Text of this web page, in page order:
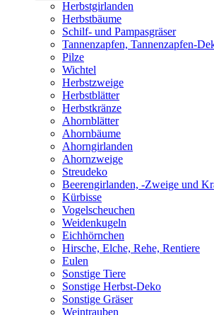
Herbstgirlanden
Herbstbäume
Schilf- und Pampasgräser
Tannenzapfen, Tannenzapfen-
Pilze
Wichtel
Herbstzweige
Herbstblätter
Herbstkränze
Ahornblätter
Ahornbäume
Ahorngirlanden
Ahornzweige
Streudeko
Beerengirlanden, -Zweige und
Kürbisse
Vogelscheuchen
Weidenkugeln
Eichhörnchen
Hirsche, Elche, Rehe, Rentiere
Eulen
Sonstige Tiere
Sonstige Herbst-Deko
Sonstige Gräser
Weintrauben